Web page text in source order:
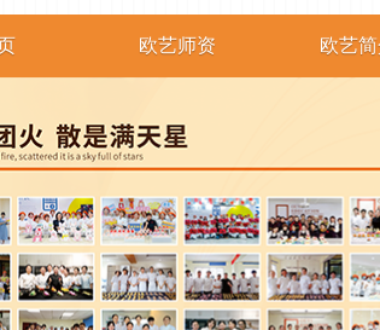
欧艺师资 欧艺